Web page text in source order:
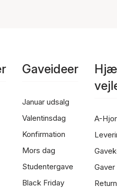
Gaveideer
Januar udsalg
Valentinsdag
Konfirmation
Mors dag
Studentergave
Black Friday
A-